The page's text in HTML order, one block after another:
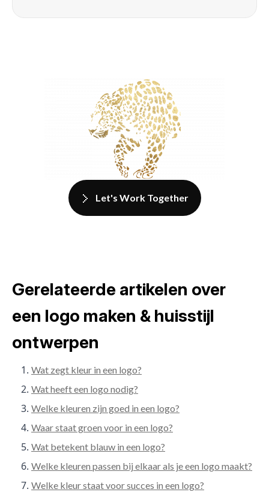
Let's Work Together
Gerelateerde artikelen over
een logo maken & huisstijl
ontwerpen
Wat zegt kleur in een logo?
Wat heeft een logo nodig?
Welke kleuren zijn goed in een logo?
Waar staat groen voor in een logo?
Wat betekent blauw in een logo?
Welke kleuren passen bij elkaar als je een logo maakt?
Welke kleur staat voor succes in een logo?